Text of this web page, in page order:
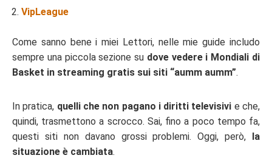
VipLeague
Come sanno bene i miei Lettori, nelle mie guide includo
sempre una piccola sezione su dove vedere i Mondiali di
Basket in streaming gratis sui siti “aumm aumm”.
In pratica, quelli che non pagano i diritti televisivi e che,
quindi, trasmettono a scrocco. Sai, fino a poco tempo fa,
questi siti non davano grossi problemi. Oggi, però, la
situazione è cambiata.